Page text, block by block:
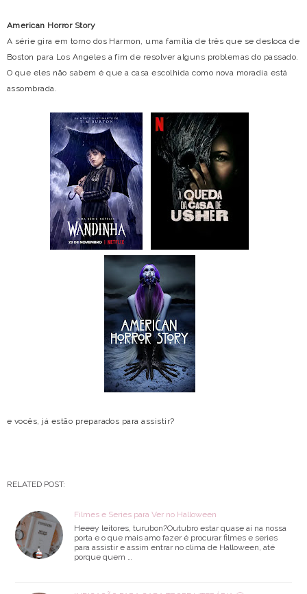
American Horror Story
A série gira em torno dos Harmon, uma família de três que se desloca de
Boston para Los Angeles a fim de resolver alguns problemas do passado.
O que eles não sabem é que a casa escolhida como nova moradia está
assombrada.
e vocês, já estão preparados para assistir?
RELATED POST:
Filmes e Series para Ver no Halloween
Heeey leitores, turubon?Outubro estar quase aí na nossa
porta e o que mais amo fazer é procurar filmes e series
para assistir e assim entrar no clima de Halloween, até
porque quem …